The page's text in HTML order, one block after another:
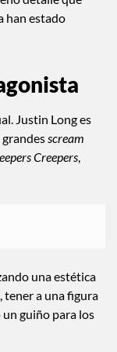
han estado
Justin Long es
scream
Creepers,
una estética
tener a una figura
un guiño para los